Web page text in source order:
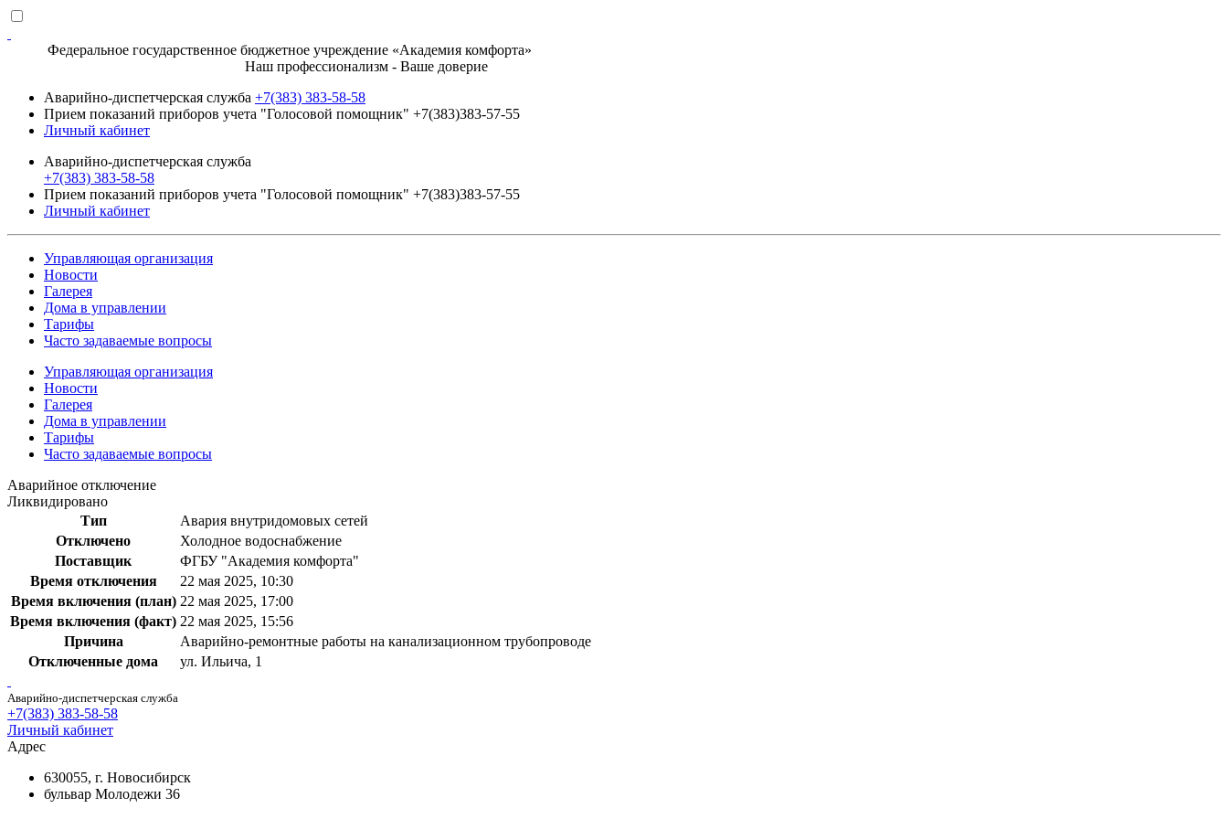
Федеральное государственное бюджетное учреждение «Академия комфорта»
Наш профессионализм - Ваше доверие
Аварийно-диспетчерская служба +7(383) 383-58-58
Прием показаний приборов учета "Голосовой помощник" +7(383)383-57-55
Личный кабинет
Аварийно-диспетчерская служба
+7(383) 383-58-58
Прием показаний приборов учета "Голосовой помощник" +7(383)383-57-55
Личный кабинет
Управляющая организация
Новости
Галерея
Дома в управлении
Тарифы
Часто задаваемые вопросы
Управляющая организация
Новости
Галерея
Дома в управлении
Тарифы
Часто задаваемые вопросы
Аварийное отключение
Ликвидировано
Тип
Авария внутридомовых сетей
Отключено
Холодное водоснабжение
Поставщик
ФГБУ "Академия комфорта"
Время отключения
22 мая 2025, 10:30
Время включения (план) 22 мая 2025, 17:00
Время включения (факт) 22 мая 2025, 15:56
Причина
Аварийно-ремонтные работы на канализационном трубопроводе
Отключенные дома
ул. Ильича, 1
Аварийно-диспетчерская служба
+7(383) 383-58-58
Личный кабинет
Адрес
630055, г. Новосибирск
бульвар Молодежи 36